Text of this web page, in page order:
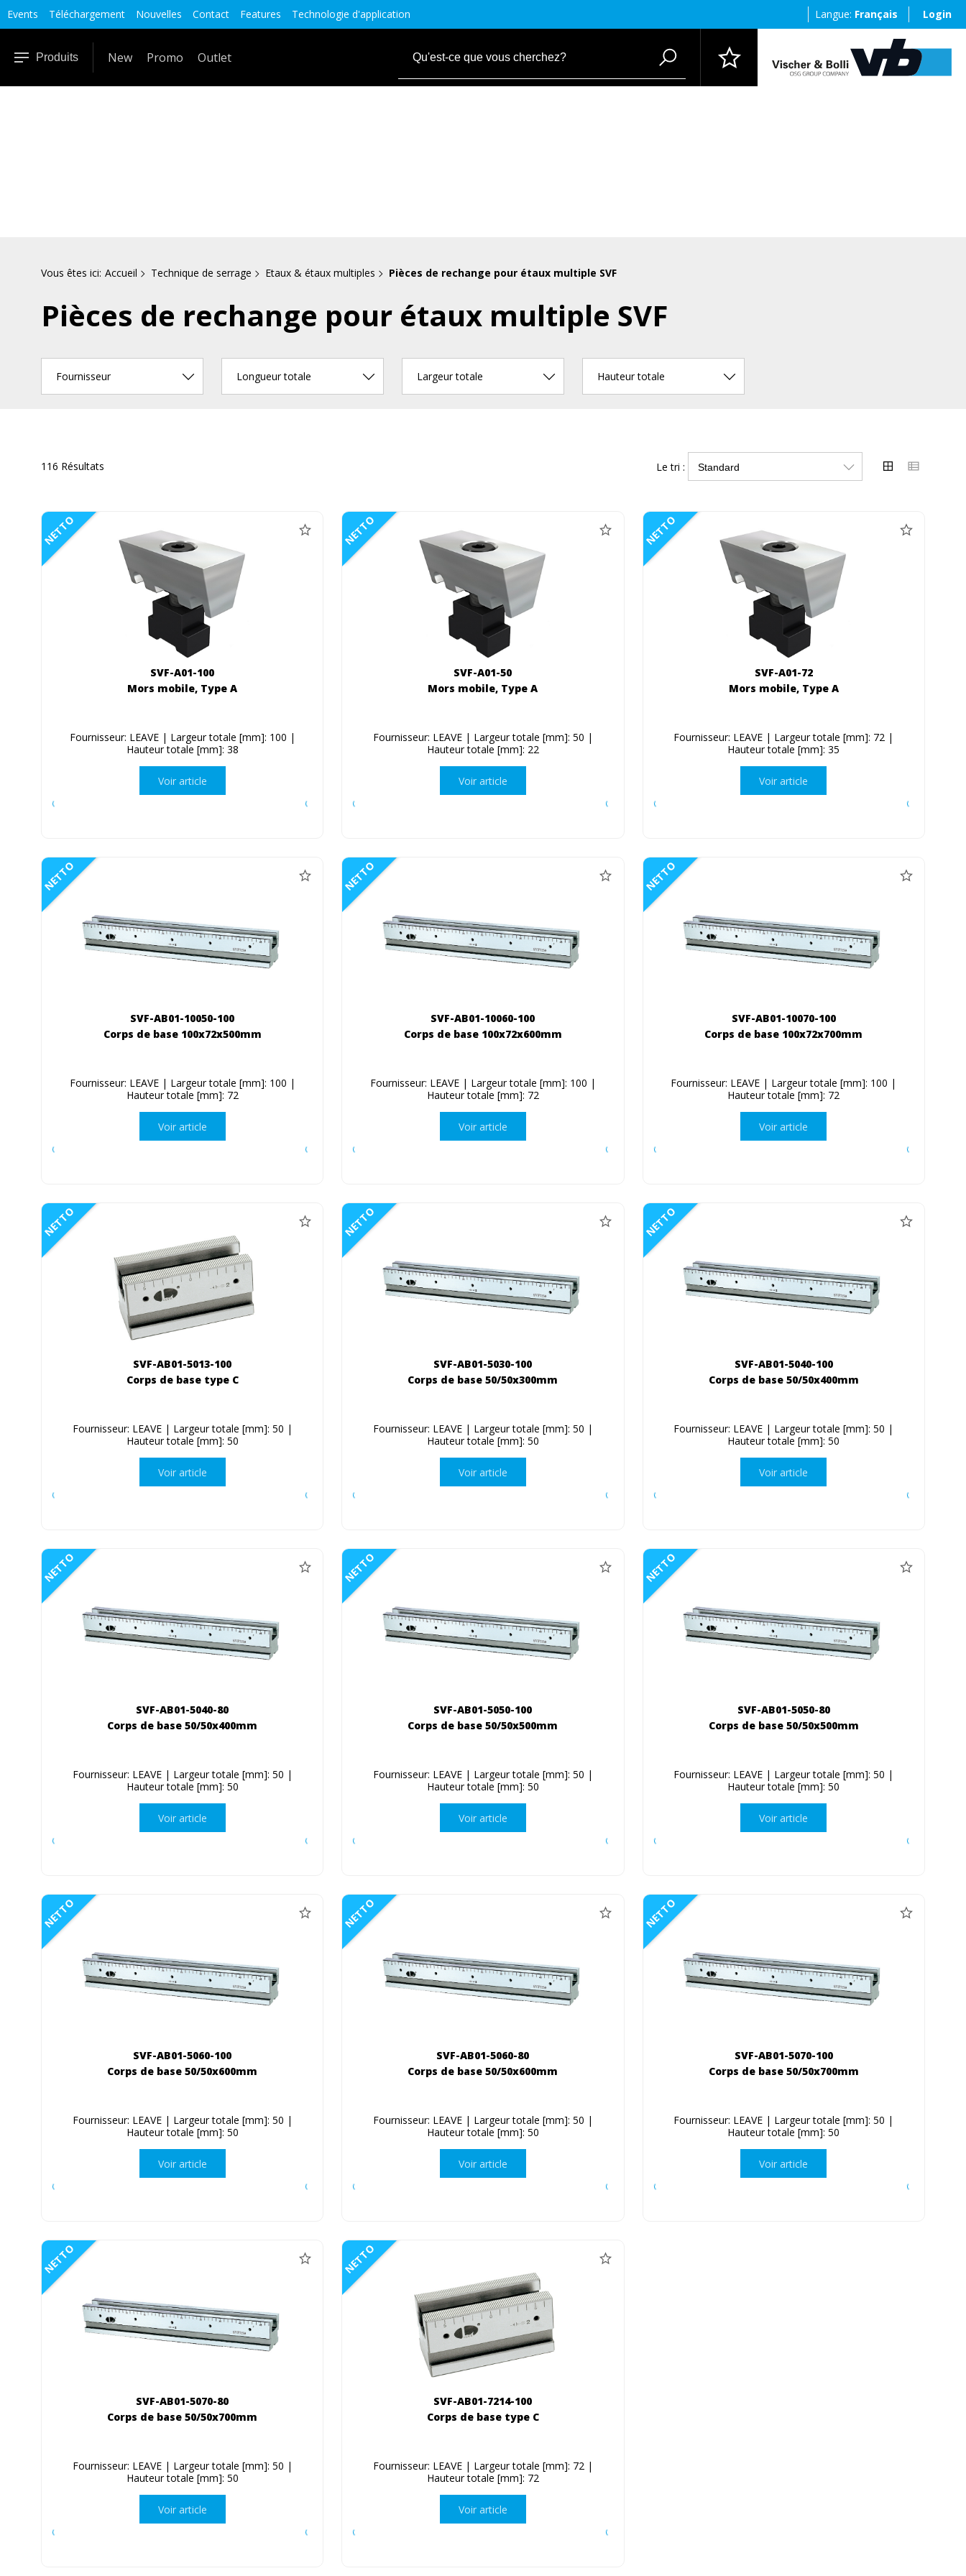
Events Téléchargement Nouvelles Contact Features Technologie d'application Langue: Français Login
Produits New Promo Outlet
Vous êtes ici: Accueil Technique de serrage Etaux & étaux multiples Pièces de rechange pour étaux multiple SVF
Pièces de rechange pour étaux multiple SVF
Fournisseur Longueur totale Largeur totale Hauteur totale
116 Résultats Le tri :
NETTO
SVF-A01-100
Mors mobile, Type A
Fournisseur: LEAVE | Largeur totale [mm]: 100 |
Hauteur totale [mm]: 38
Voir article
NETTO
SVF-A01-50
Mors mobile, Type A
Fournisseur: LEAVE | Largeur totale [mm]: 50 |
Hauteur totale [mm]: 22
Voir article
NETTO
SVF-A01-72
Mors mobile, Type A
Fournisseur: LEAVE | Largeur totale [mm]: 72 |
Hauteur totale [mm]: 35
Voir article
NETTO
SVF-AB01-10050-100
Corps de base 100x72x500mm
Fournisseur: LEAVE | Largeur totale [mm]: 100 |
Hauteur totale [mm]: 72
Voir article
NETTO
SVF-AB01-10060-100
Corps de base 100x72x600mm
Fournisseur: LEAVE | Largeur totale [mm]: 100 |
Hauteur totale [mm]: 72
Voir article
NETTO
SVF-AB01-10070-100
Corps de base 100x72x700mm
Fournisseur: LEAVE | Largeur totale [mm]: 100 |
Hauteur totale [mm]: 72
Voir article
NETTO
SVF-AB01-5013-100
Corps de base type C
Fournisseur: LEAVE | Largeur totale [mm]: 50 |
Hauteur totale [mm]: 50
Voir article
NETTO
SVF-AB01-5030-100
Corps de base 50/50x300mm
Fournisseur: LEAVE | Largeur totale [mm]: 50 |
Hauteur totale [mm]: 50
Voir article
NETTO
SVF-AB01-5040-100
Corps de base 50/50x400mm
Fournisseur: LEAVE | Largeur totale [mm]: 50 |
Hauteur totale [mm]: 50
Voir article
NETTO
SVF-AB01-5040-80
Corps de base 50/50x400mm
Fournisseur: LEAVE | Largeur totale [mm]: 50 |
Hauteur totale [mm]: 50
Voir article
NETTO
SVF-AB01-5050-100
Corps de base 50/50x500mm
Fournisseur: LEAVE | Largeur totale [mm]: 50 |
Hauteur totale [mm]: 50
Voir article
NETTO
SVF-AB01-5050-80
Corps de base 50/50x500mm
Fournisseur: LEAVE | Largeur totale [mm]: 50 |
Hauteur totale [mm]: 50
Voir article
NETTO
SVF-AB01-5060-100
Corps de base 50/50x600mm
Fournisseur: LEAVE | Largeur totale [mm]: 50 |
Hauteur totale [mm]: 50
Voir article
NETTO
SVF-AB01-5060-80
Corps de base 50/50x600mm
Fournisseur: LEAVE | Largeur totale [mm]: 50 |
Hauteur totale [mm]: 50
Voir article
NETTO
SVF-AB01-5070-100
Corps de base 50/50x700mm
Fournisseur: LEAVE | Largeur totale [mm]: 50 |
Hauteur totale [mm]: 50
Voir article
NETTO
SVF-AB01-5070-80
Corps de base 50/50x700mm
Fournisseur: LEAVE | Largeur totale [mm]: 50 |
Hauteur totale [mm]: 50
Voir article
NETTO
SVF-AB01-7214-100
Corps de base type C
Fournisseur: LEAVE | Largeur totale [mm]: 72 |
Hauteur totale [mm]: 72
Voir article